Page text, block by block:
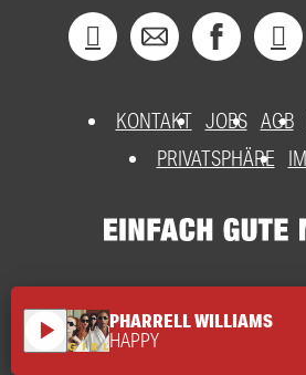
KONTAKT JOBS AGB
PRIVATSPHÄRE
play_arrow PHARRELL WILLIAMS
HAPPY